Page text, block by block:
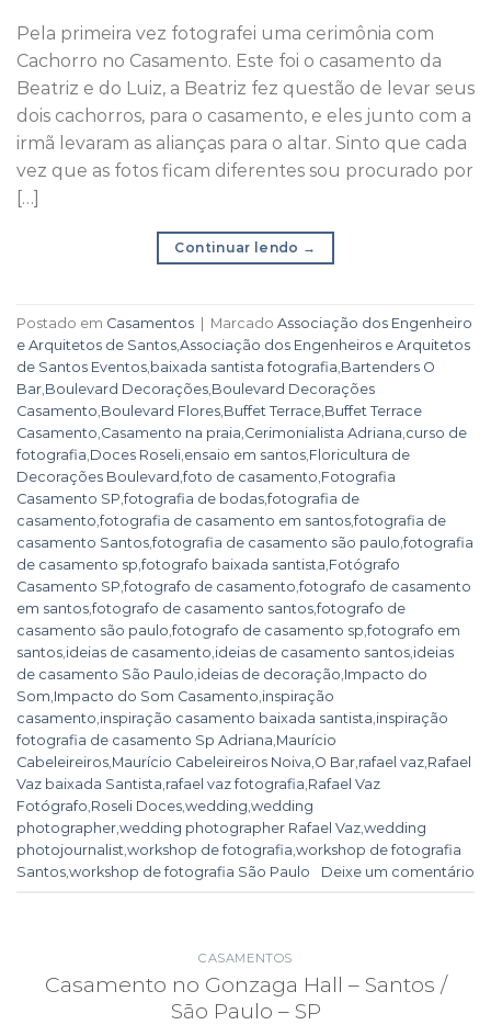
Pela primeira vez fotografei uma cerimônia com
Cachorro no Casamento. Este foi o casamento da
Beatriz e do Luiz, a Beatriz fez questão de levar seus
dois cachorros, para o casamento, e eles junto com a
irmã levaram as alianças para o altar. Sinto que cada
vez que as fotos ficam diferentes sou procurado por
[…]
Continuar lendo →
Postado em Casamentos | Marcado Associação dos Engenheiro
e Arquitetos de Santos Associação dos Engenheiros e Arquitetos
de Santos Eventos baixada santista fotografia Bartenders O
Bar Boulevard Decorações Boulevard Decorações
Casamento Boulevard Flores Buffet Terrace Buffet Terrace
Casamento Casamento na praia Cerimonialista Adriana curso de
fotografia Doces Roseli ensaio em santos Floricultura de
Decorações Boulevard ,foto de casamento Fotografia
Casamento SP ,fotografia de bodas,fotografia de
casamento ,fotografia de casamento em santos,fotografia de
casamento Santos,fotografia de casamento são paulo ,fotografia
de casamento sp ,fotografo baixada santista Fotógrafo
Casamento SP ,fotografo de casamento ,fotografo de casamento
em santos,fotografo de casamento santos,fotografo de
casamento são paulo ,fotografo de casamento sp ,fotografo em
santos ideias de casamento ideias de casamento santos ideias
de casamento São Paulo ideias de decoração Impacto do
Som Impacto do Som Casamento inspiração
casamento inspiração casamento baixada santista inspiração
fotografia de casamento Sp Adriana Maurício
Cabeleireiros Maurício Cabeleireiros Noiva O Bar rafael vaz Rafael
Vaz baixada Santista rafael vaz fotografia Rafael Vaz
Fotógrafo Roseli Doces wedding wedding
photographer wedding photographer Rafael Vaz wedding
photojournalist workshop de fotografia workshop de fotografia
Santos workshop de fotografia São Paulo Deixe um comentário
CASAMENTOS
Casamento no Gonzaga Hall – Santos /
São Paulo – SP